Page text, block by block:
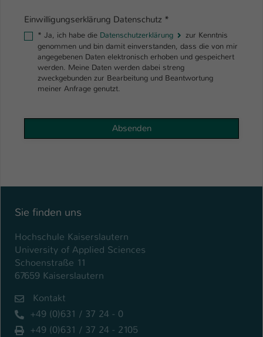
Einwilligungserklärung Datenschutz *
* Ja, ich habe die Datenschutzerklärung
zur Kenntnis
genommen und bin damit einverstanden, dass die von mir
angegebenen Daten elektronisch erhoben und gespeichert
werden. Meine Daten werden dabei streng
zweckgebunden zur Bearbeitung und Beantwortung
meiner Anfrage genutzt.
Sie finden uns
Hochschule Kaiserslautern
University of Applied Sciences
Schoenstraße 11
67659 Kaiserslautern
Kontakt
+49 (0)631 / 37 24 - 0
+49 (0)631 / 37 24 - 2105